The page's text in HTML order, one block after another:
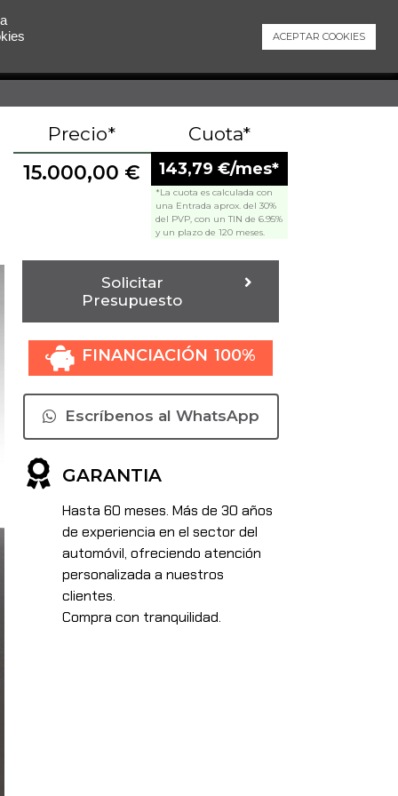
Contacto
Precio*
15.000,00 €
Cuota*
143,79 €/mes*
*La cuota es calculada con
una Entrada aprox. del 30%
del PVP, con un TIN de 6.95%
y un plazo de 120 meses.
Solicitar
Presupuesto
FINANCIACIÓN 100%
Escríbenos al WhatsApp
GARANTIA
Hasta 60 meses. Más de 30 años
de experiencia en el sector del
automóvil, ofreciendo atención
personalizada a nuestros
clientes.
Compra con tranquilidad.
ACEPTAR COOKIES